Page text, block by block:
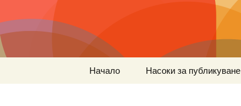
Начало Насоки за публикуване